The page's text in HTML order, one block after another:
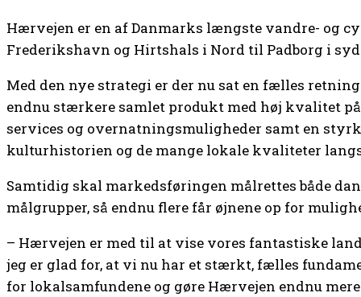
Hærvejen er en af Danmarks længste vandre- og
Frederikshavn og Hirtshals i Nord til Padborg i
Med den nye strategi er der nu sat en fælles
endnu stærkere samlet produkt med høj kvalitet på
services og overnatningsmuligheder samt en
kulturhistorien og de mange lokale kvaliteter
Samtidig skal markedsføringen målrettes både
målgrupper, så endnu flere får øjnene op for
– Hærvejen er med til at vise vores fantastiske
jeg er glad for, at vi nu har et stærkt, fælles
for lokalsamfundene og gøre Hærvejen endnu